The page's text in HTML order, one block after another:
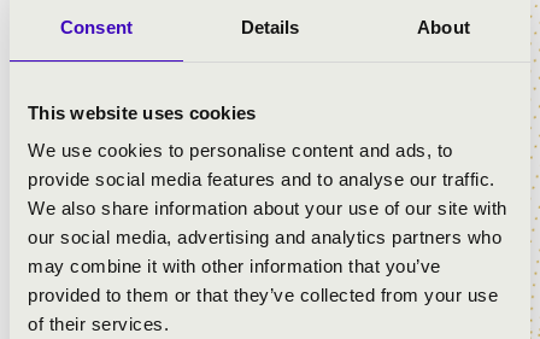
Consent Details About
This website uses cookies
We use cookies to personalise content and ads, to
provide social media features and to analyse our traffic.
We also share information about your use of our site with
our social media, advertising and analytics partners who
may combine it with other information that you’ve
provided to them or that they’ve collected from your use
of their services.
harsona. És ez az egy "síp" kel versenyre az orgona
Szotyori Nagy Gábor? Francia romantikus orgonazenét,
orgonára írt barokk művet, zongoraműből készített
átiratot és filmzenei részletet. Töltődjék fel Ön is egy
szerethető, színes nyári koncerten!
ELŐADÓK: